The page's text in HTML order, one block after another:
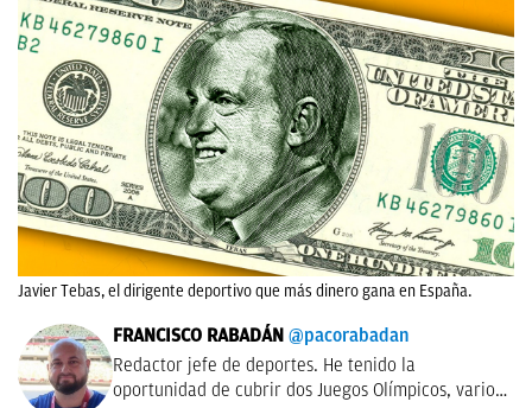
Javier Tebas, el dirigente deportivo que más dinero gana en España.
FRANCISCO RABADÁN @pacorabadan
Redactor jefe de deportes. He tenido la
oportunidad de cubrir dos Juegos Olímpicos, varios